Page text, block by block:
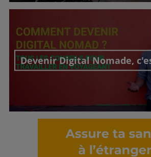
Découvrir cet
Devenir Digital Nomade,
Découvrir cet